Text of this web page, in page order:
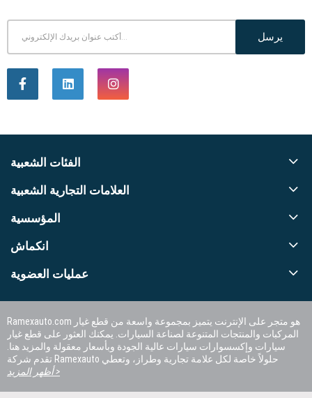
يرسل
الفئات الشعبية
العلامات التجارية الشعبية
المؤسسية
انكماش
عمليات العضوية
Ramexauto.com هو متجر على الإنترنت يتميز بمجموعة واسعة من قطع غيار
المركبات والمنتجات المتنوعة لصناعة السيارات. يمكنك العثور على قطع غيار
سيارات وإكسسوارات سيارات عالية الجودة وبأسعار معقولة والمزيد هنا.
تقدم شركة Ramexauto حلولاً خاصة لكل علامة تجارية وطراز، وتعطي
أظهر المزيد >